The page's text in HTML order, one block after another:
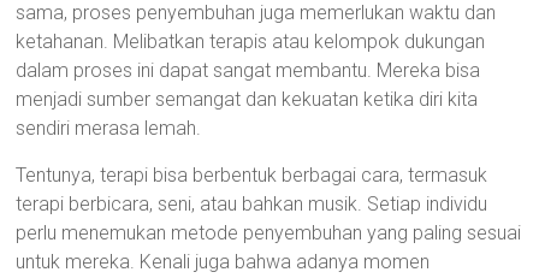
sama, proses penyembuhan juga memerlukan waktu dan
ketahanan. Melibatkan terapis atau kelompok dukungan
dalam proses ini dapat sangat membantu. Mereka bisa
menjadi sumber semangat dan kekuatan ketika diri kita
sendiri merasa lemah.
Tentunya, terapi bisa berbentuk berbagai cara, termasuk
terapi berbicara, seni, atau bahkan musik. Setiap individu
perlu menemukan metode penyembuhan yang paling sesuai
untuk mereka. Kenali juga bahwa adanya momen